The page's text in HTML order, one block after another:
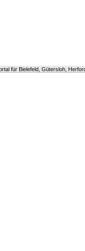
für Bielefeld, Gütersloh,